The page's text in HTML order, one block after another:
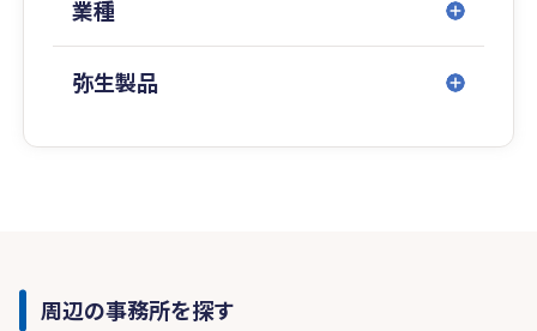
業種
弥生製品
周辺の事務所を探す